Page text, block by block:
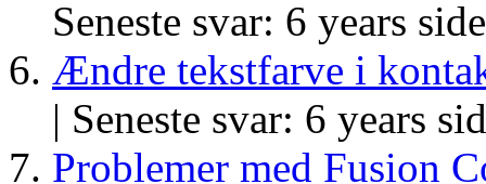
Seneste svar: 6 years
Ændre tekstfarve i
| Seneste svar: 6 years
Problemer med Fusion